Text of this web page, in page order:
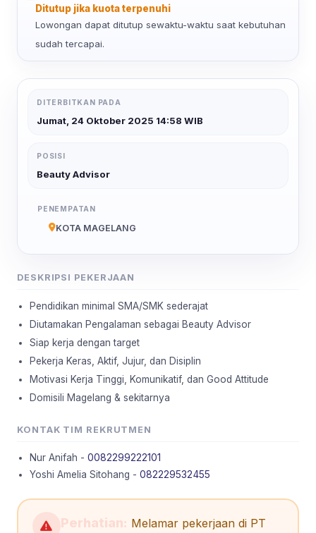
Ditutup jika kuota terpenuhi
Lowongan dapat ditutup sewaktu-waktu saat kebutuhan
sudah tercapai.
DITERBITKAN PADA
Jumat, 24 Oktober 2025 14:58 WIB
POSISI
Beauty Advisor
PENEMPATAN
KOTA MAGELANG
DESKRIPSI PEKERJAAN
Pendidikan minimal SMA/SMK sederajat
Diutamakan Pengalaman sebagai Beauty Advisor
Siap kerja dengan target
Pekerja Keras, Aktif, Jujur, dan Disiplin
Motivasi Kerja Tinggi, Komunikatif, dan Good Attitude
Domisili Magelang & sekitarnya
KONTAK TIM REKRUTMEN
Nur Anifah - 0082299222101
Yoshi Amelia Sitohang - 082229532455
Perhatian: Melamar pekerjaan di PT